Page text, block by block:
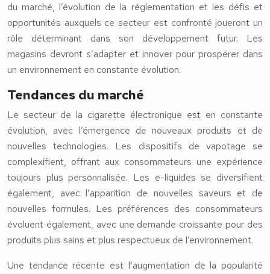
du marché, l’évolution de la réglementation et les défis et
opportunités auxquels ce secteur est confronté joueront un
rôle déterminant dans son développement futur. Les
magasins devront s’adapter et innover pour prospérer dans
un environnement en constante évolution.
Tendances du marché
Le secteur de la cigarette électronique est en constante
évolution, avec l’émergence de nouveaux produits et de
nouvelles technologies. Les dispositifs de vapotage se
complexifient, offrant aux consommateurs une expérience
toujours plus personnalisée. Les e-liquides se diversifient
également, avec l’apparition de nouvelles saveurs et de
nouvelles formules. Les préférences des consommateurs
évoluent également, avec une demande croissante pour des
produits plus sains et plus respectueux de l’environnement.
Une tendance récente est l’augmentation de la popularité